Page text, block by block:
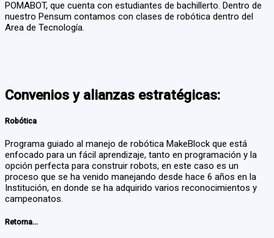
POMABOT, que cuenta con estudiantes de bachillerto. Dentro de
nuestro Pensum contamos con clases de robótica dentro del
Area de Tecnología.
Convenios y alianzas estratégicas:
Robótica
Programa guiado al manejo de robótica MakeBlock que está
enfocado para un fácil aprendizaje, tanto en programación y la
opción perfecta para construir robots, en este caso es un
proceso que se ha venido manejando desde hace 6 años en la
Institución, en donde se ha adquirido varios reconocimientos y
campeonatos.
Retorna...